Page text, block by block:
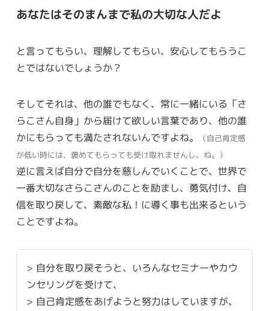
あなたはそのまんまで私の大切な人だよ
と言ってもらい、理解してもらい、安心してもらうこ
とではないでしょうか？
そしてそれは、他の誰でもなく、常に一緒にいる「さ
らこさん自身」から届けて欲しい言葉であり、他の誰
かにもらっても満たされないんですよね。
（自己肯定感
が低い時には、褒めてもらっても受け取れませんし、ね。）
逆に言えば自分で自分を慈しんでいくことで、世界で
一番大切なさらこさんのことを励まし、勇気付け、自
信を取り戻して、素敵な私！に導く事も出来るという
ことですよね。
> 自分を取り戻そうと、いろんなセミナーやカウ
ンセリングを受けて、
> 自己肯定感をあげようと努力はしていますが、